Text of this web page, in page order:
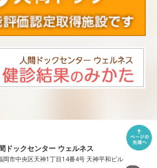
ドックセンター ウェルネス
岡市中央区天神1丁目14番4号 天神平和ビル